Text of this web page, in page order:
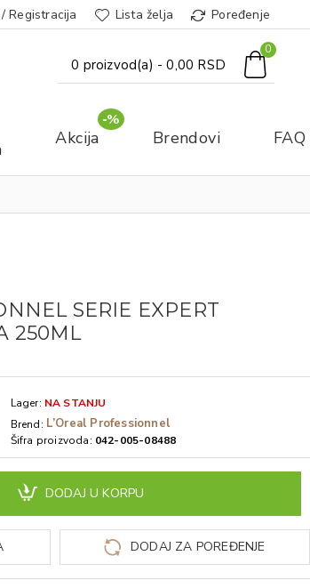
Registracija Lista želja Poređenje
0 proizvod(a) - 0,00 RSD
0
Akcija
-%
Brendovi FAQ
SERIE EXPERT
250ML
Lager: NA STANJU
Brend: L’Oreal Professionnel
Šifra proizvoda: 042-005-08488
DODAJ U KORPU
DODAJ ZA POREĐENJE